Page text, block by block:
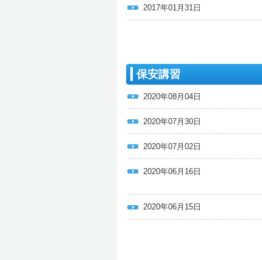
2017年01月31日
保安講習
2020年08月04日
2020年07月30日
2020年07月02日
2020年06月16日
2020年06月15日